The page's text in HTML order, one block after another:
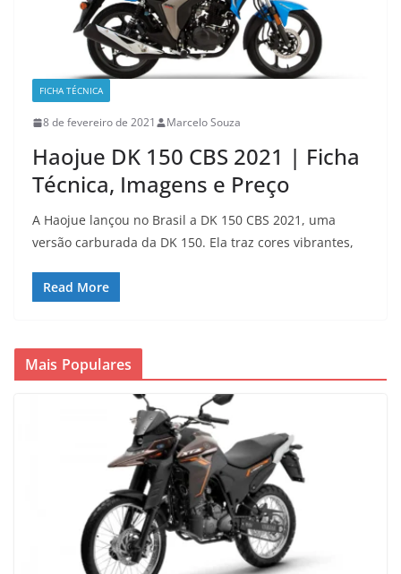
FICHA TÉCNICA
8 de fevereiro de 2021 Marcelo Souza
Haojue DK 150 CBS 2021 | Ficha
Técnica, Imagens e Preço
A Haojue lançou no Brasil a DK 150 CBS 2021, uma
versão carburada da DK 150. Ela traz cores vibrantes,
Read More
Mais Populares